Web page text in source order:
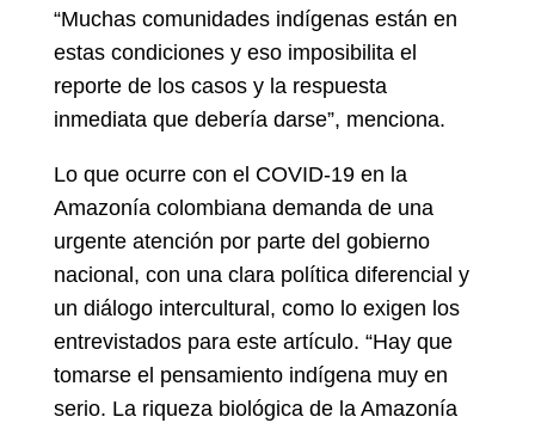
“Muchas comunidades indígenas están en
estas condiciones y eso imposibilita el
reporte de los casos y la respuesta
inmediata que debería darse”, menciona.
Lo que ocurre con el COVID-19 en la
Amazonía colombiana demanda de una
urgente atención por parte del gobierno
nacional, con una clara política diferencial y
un diálogo intercultural, como lo exigen los
entrevistados para este artículo. “Hay que
tomarse el pensamiento indígena muy en
serio. La riqueza biológica de la Amazonía